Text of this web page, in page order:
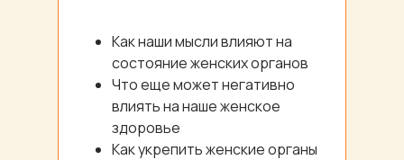
Как наши мысли влияют на
состояние женских органов
Что еще может негативно
влиять на наше женское
здоровье
Как укрепить женские органы